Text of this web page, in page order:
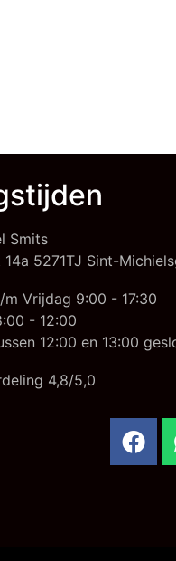
Smits
5271TJ Sint-
m Vrijdag 9:00 - 17:30
- 12:00
12:00 en 13:00
4,8/5,0